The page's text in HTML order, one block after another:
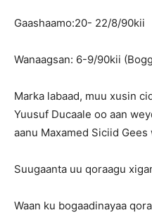
Gaashaamo:20- 22/8/90kii
Wanaagsan: 6-9/90kii
Marka labaad, muu xusin
Yuusuf Ducaale oo aan
aanu Maxamed Siciid
Suugaanta uu qoraagu
Waan ku bogaadinayaa